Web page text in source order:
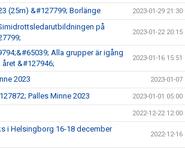
(25m) &#127799; Borlänge 2023-01-29 21:30
på
2023-01-22 20:15
Alla grupper är igång
&#127946;
2023-01-16 15:51
2023 2023-01-07
Palles Minne 2023 2023-01-01 05:00
2022-12-22 12:00
i Helsingborg 16-18 december
2022-12-16